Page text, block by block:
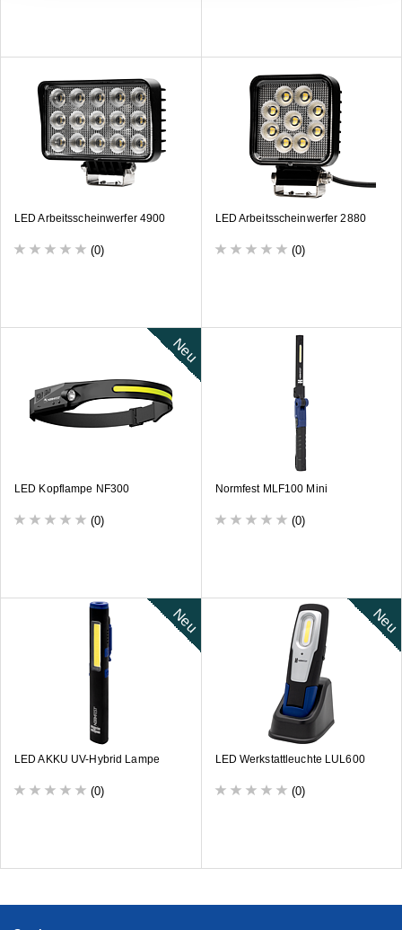
LED Arbeitsscheinwerfer 4900
(0)
LED Arbeitsscheinwerfer 2880
(0)
Neu
LED Kopflampe NF300
(0)
Normfest MLF100 Mini
(0)
Neu
LED AKKU UV-Hybrid Lampe
(0)
Neu
LED Werkstattleuchte LUL600
(0)